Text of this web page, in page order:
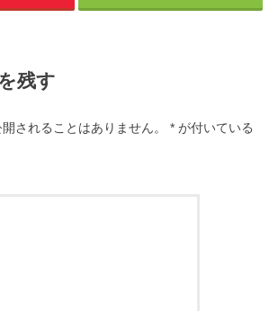
残す
されることはありません。 * が付いている